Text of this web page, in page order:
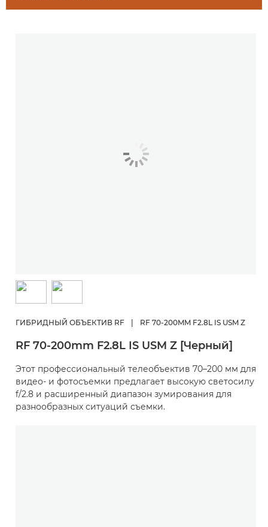
ГИБРИДНЫЙ ОБЪЕКТИВ RF RF 70-200MM F2.8L IS USM Z
RF 70-200mm F2.8L IS USM Z [Черный]
Этот профессиональный телеобъектив 70–200 мм для
видео- и фотосъемки предлагает высокую светосилу
f/2.8 и расширенный диапазон зумирования для
разнообразных ситуаций съемки.